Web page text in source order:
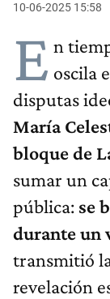
10-06-2025 15:58
E n
oscila
disputas
María
bloque de
sumar un
pública: se
durante un
transmitió
revelación